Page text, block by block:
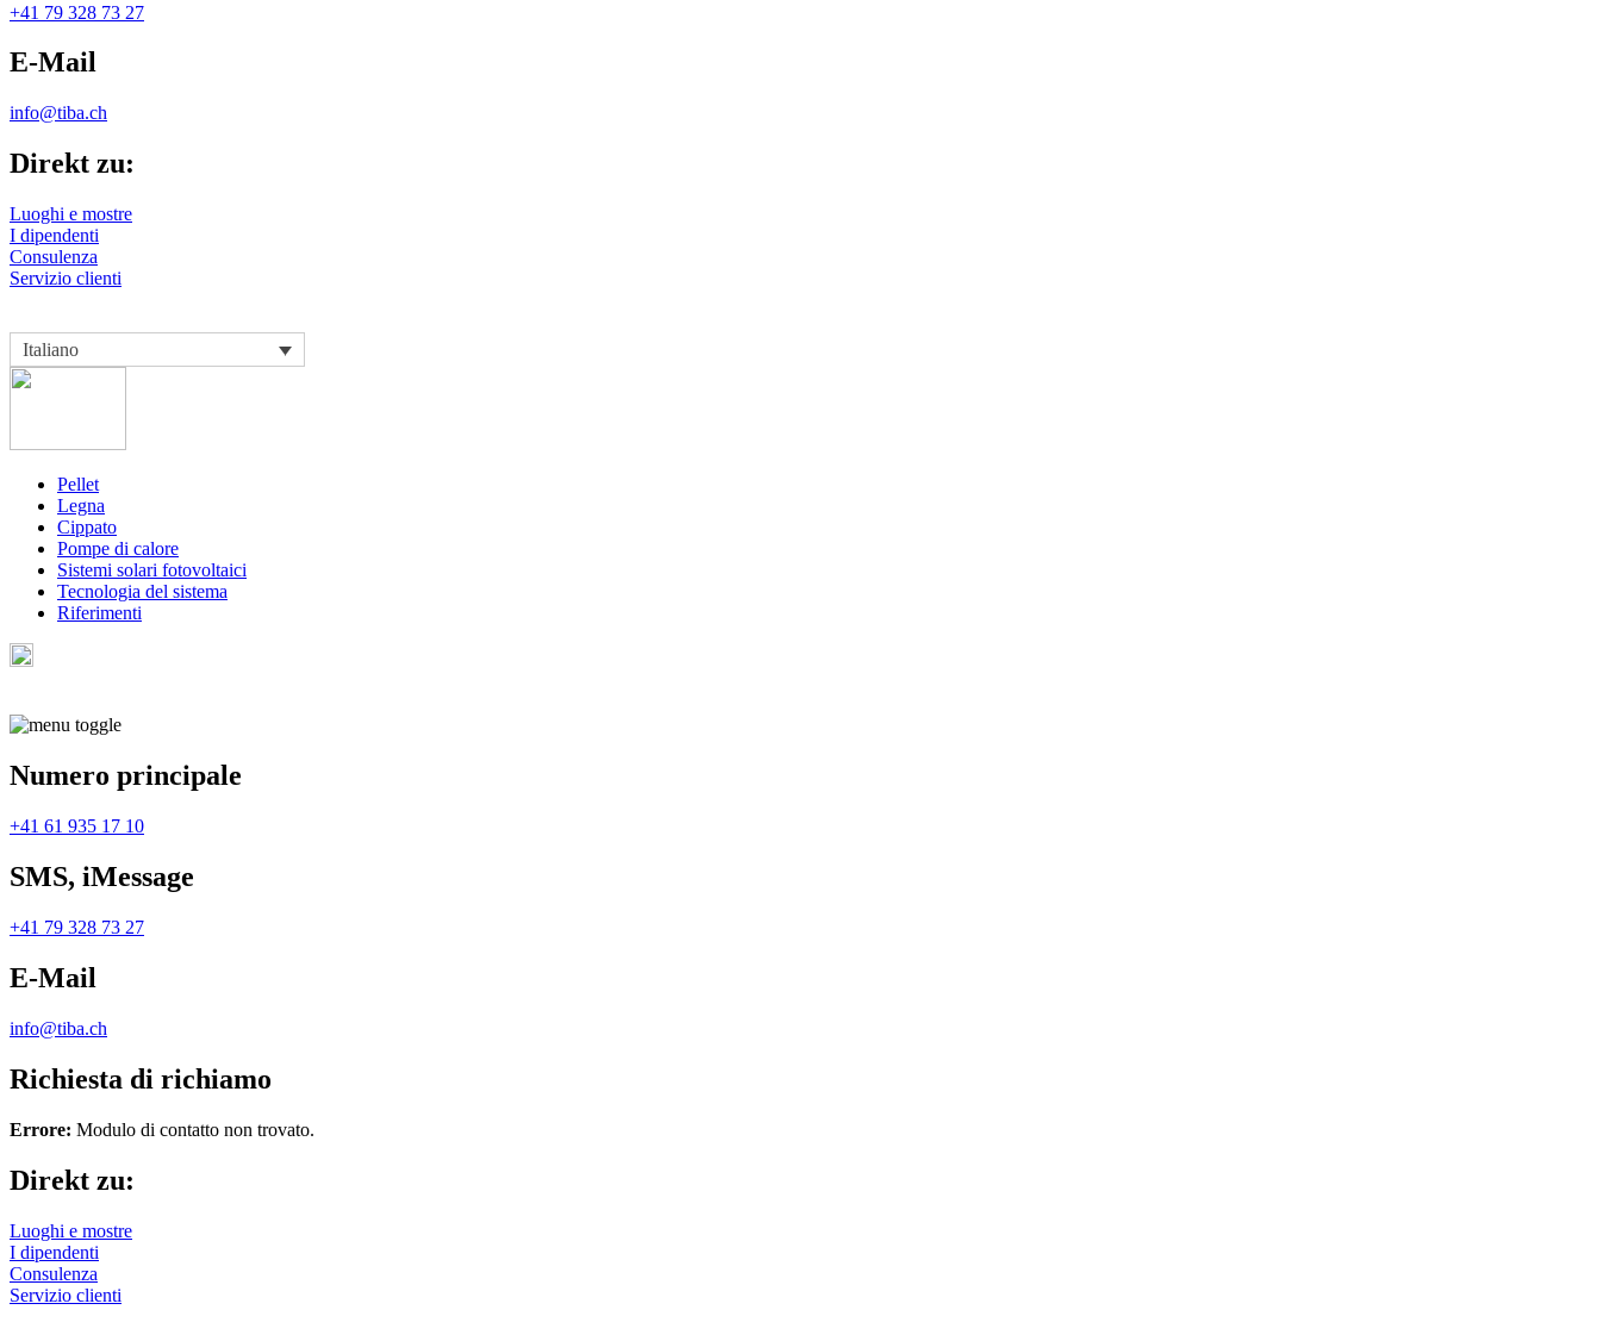
+41 79 328 73 27
E-Mail
info@tiba.ch
Direkt zu:
Luoghi e mostre
I dipendenti
Consulenza
Servizio clienti
Italiano
Pellet
Legna
Cippato
Pompe di calore
Sistemi solari fotovoltaici
Tecnologia del sistema
Riferimenti
Numero principale
+41 61 935 17 10
SMS, iMessage
+41 79 328 73 27
E-Mail
info@tiba.ch
Richiesta di richiamo
Errore: Modulo di contatto non trovato.
Direkt zu:
Luoghi e mostre
I dipendenti
Consulenza
Servizio clienti